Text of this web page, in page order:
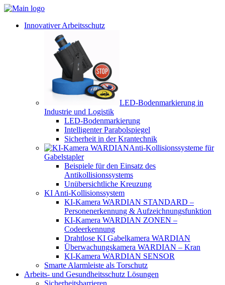
Innovativer Arbeitsschutz
LED-Bodenmarkierung in
Industrie und Logistik
LED-Bodenmarkierung
Intelligenter Parabolspiegel
Sicherheit in der Krantechnik
Anti-Kollisionssysteme für
Gabelstapler
Beispiele für den Einsatz des
Antikollisionssystems
Unübersichtliche Kreuzung
KI Anti-Kollisionssystem
KI-Kamera WARDIAN STANDARD –
Personenerkennung & Aufzeichnungsfunktion
KI-Kamera WARDIAN ZONEN –
Codeerkennung
Drahtlose KI Gabelkamera WARDIAN
Überwachungskamera WARDIAN – Kran
KI-Kamera WARDIAN SENSOR
Smarte Alarmleiste als Torschutz
Arbeits- und Gesundheitsschutz Lösungen
Sicherheitsbarrieren